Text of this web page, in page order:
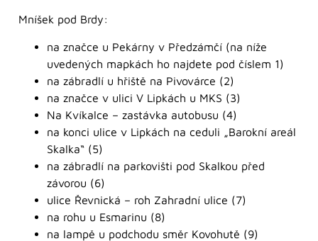
Mníšek pod Brdy:
na značce u Pekárny v Předzámčí (na níže
uvedených mapkách ho najdete pod číslem 1)
na zábradlí u hřiště na Pivovárce (2)
na značce v ulici V Lipkách u MKS (3)
Na Kvíkalce – zastávka autobusu (4)
na konci ulice v Lipkách na ceduli „Barokní areál
Skalka“ (5)
na zábradlí na parkovišti pod Skalkou před
závorou (6)
ulice Řevnická – roh Zahradní ulice (7)
na rohu u Esmarinu (8)
na lampě u podchodu směr Kovohutě (9)